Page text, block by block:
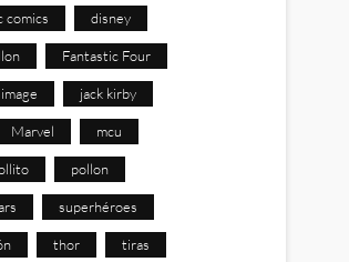
comics disney
Fantastic Four
image jack kirby
Marvel mcu
pollon
superhéroes
thor tiras